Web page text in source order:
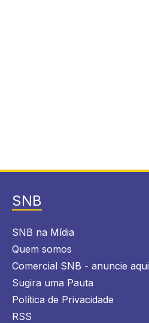
SNB
SNB na Mídia
Quem somos
Comercial SNB - anuncie aqui
Sugira uma Pauta
Política de Privacidade
RSS